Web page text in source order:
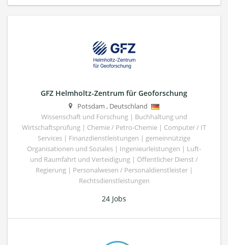
GFZ Helmholtz-Zentrum für Geoforschung
Potsdam , Deutschland
Wissenschaft und Forschung | Buchhaltung und
Wirtschaftsprüfung | Chemie / Petro-Chemie | Computer / IT
Services | Finanzdienstleistungen | gemeinnützige
Organisationen und Soziales | Ingenieurleistungen | Luft-
und Raumfahrt und Verteidigung | Öffentlicher Dienst /
Regierung | Personalwesen / Personaldienstleister |
Rechtsdienstleistungen
24 Jobs